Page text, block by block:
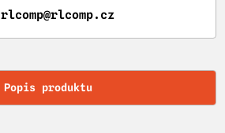
rlcomp@rlcomp.cz
Popis produktu